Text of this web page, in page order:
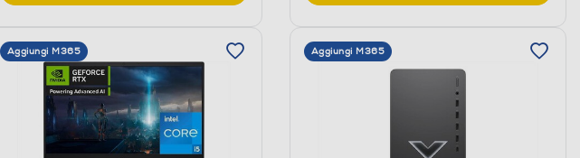
Aggiungi M365 Aggiungi M365